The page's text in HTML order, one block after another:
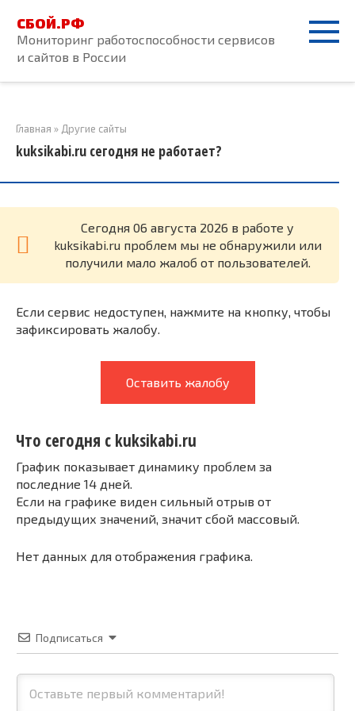
контенту
СБОЙ.РФ
Мониторинг работоспособности сервисов
и сайтов в России
Главная » Другие сайты
kuksikabi.ru сегодня не работает?
Cегодня 06 августа 2026 в работе у
kuksikabi.ru проблем мы не обнаружили или
получили мало жалоб от пользователей.
Если сервис недоступен, нажмите на кнопку, чтобы
зафиксировать жалобу.
Оставить жалобу
Что сегодня с kuksikabi.ru
График показывает динамику проблем за
последние 14 дней.
Если на графике виден сильный отрыв от
предыдущих значений, значит сбой массовый.
Нет данных для отображения графика.
Подписаться